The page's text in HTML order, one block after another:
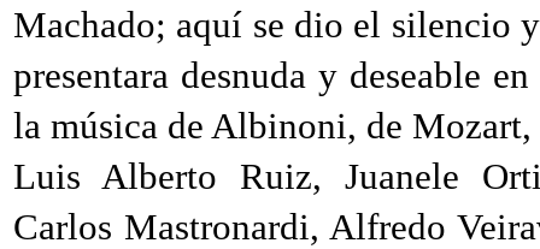
Machado; aquí se dio el silencio
presentara desnuda y deseable
la música de Albinoni, de
Luis Alberto Ruiz, Juanele
Carlos Mastronardi, Alfredo